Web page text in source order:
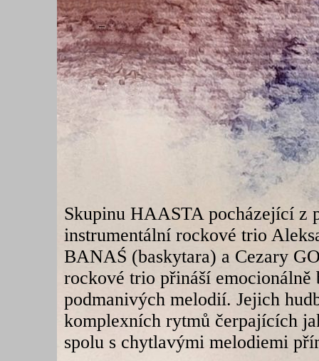
Skupinu HAASTA pocházející z
instrumentální rockové trio
BANAŚ (baskytara) a Cezary
rockové trio přináší emocionálně
podmanivých melodií. Jejich
komplexních rytmů čerpajících
spolu s chytlavými melodiemi